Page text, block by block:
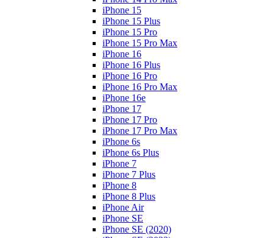
iPhone 15
iPhone 15 Plus
iPhone 15 Pro
iPhone 15 Pro Max
iPhone 16
iPhone 16 Plus
iPhone 16 Pro
iPhone 16 Pro Max
iPhone 16e
iPhone 17
iPhone 17 Pro
iPhone 17 Pro Max
iPhone 6s
iPhone 6s Plus
iPhone 7
iPhone 7 Plus
iPhone 8
iPhone 8 Plus
iPhone Air
iPhone SE
iPhone SE (2020)